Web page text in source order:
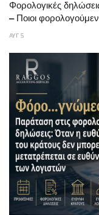
Φορολογικές
– Ποιοι
ΑΥΓ 5